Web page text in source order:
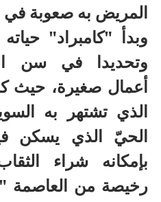
المريض به صعوبة في
وبدأ "كامبراد"
وتحديدا في سن
أعمال صغيرة، حيث
الذي تشتهر به
الحيّ الذي يسكن
بإمكانه شراء
رخيصة من العاصمة